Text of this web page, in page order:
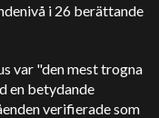
i 26 berättande
var "den mest trogna
en betydande
verifierade som